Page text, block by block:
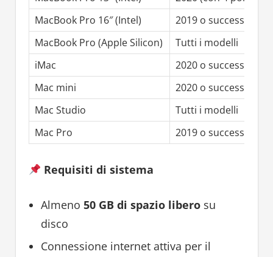
MacBook Pro 16″ (Intel)
2019 o successivo
MacBook Pro (Apple Silicon)
Tutti i modelli
iMac
2020 o successivo
Mac mini
2020 o successivo
Mac Studio
Tutti i modelli
Mac Pro
2019 o successivo
Requisiti di sistema
Almeno 50 GB di spazio liberosu
disco
Connessione internet attiva per il